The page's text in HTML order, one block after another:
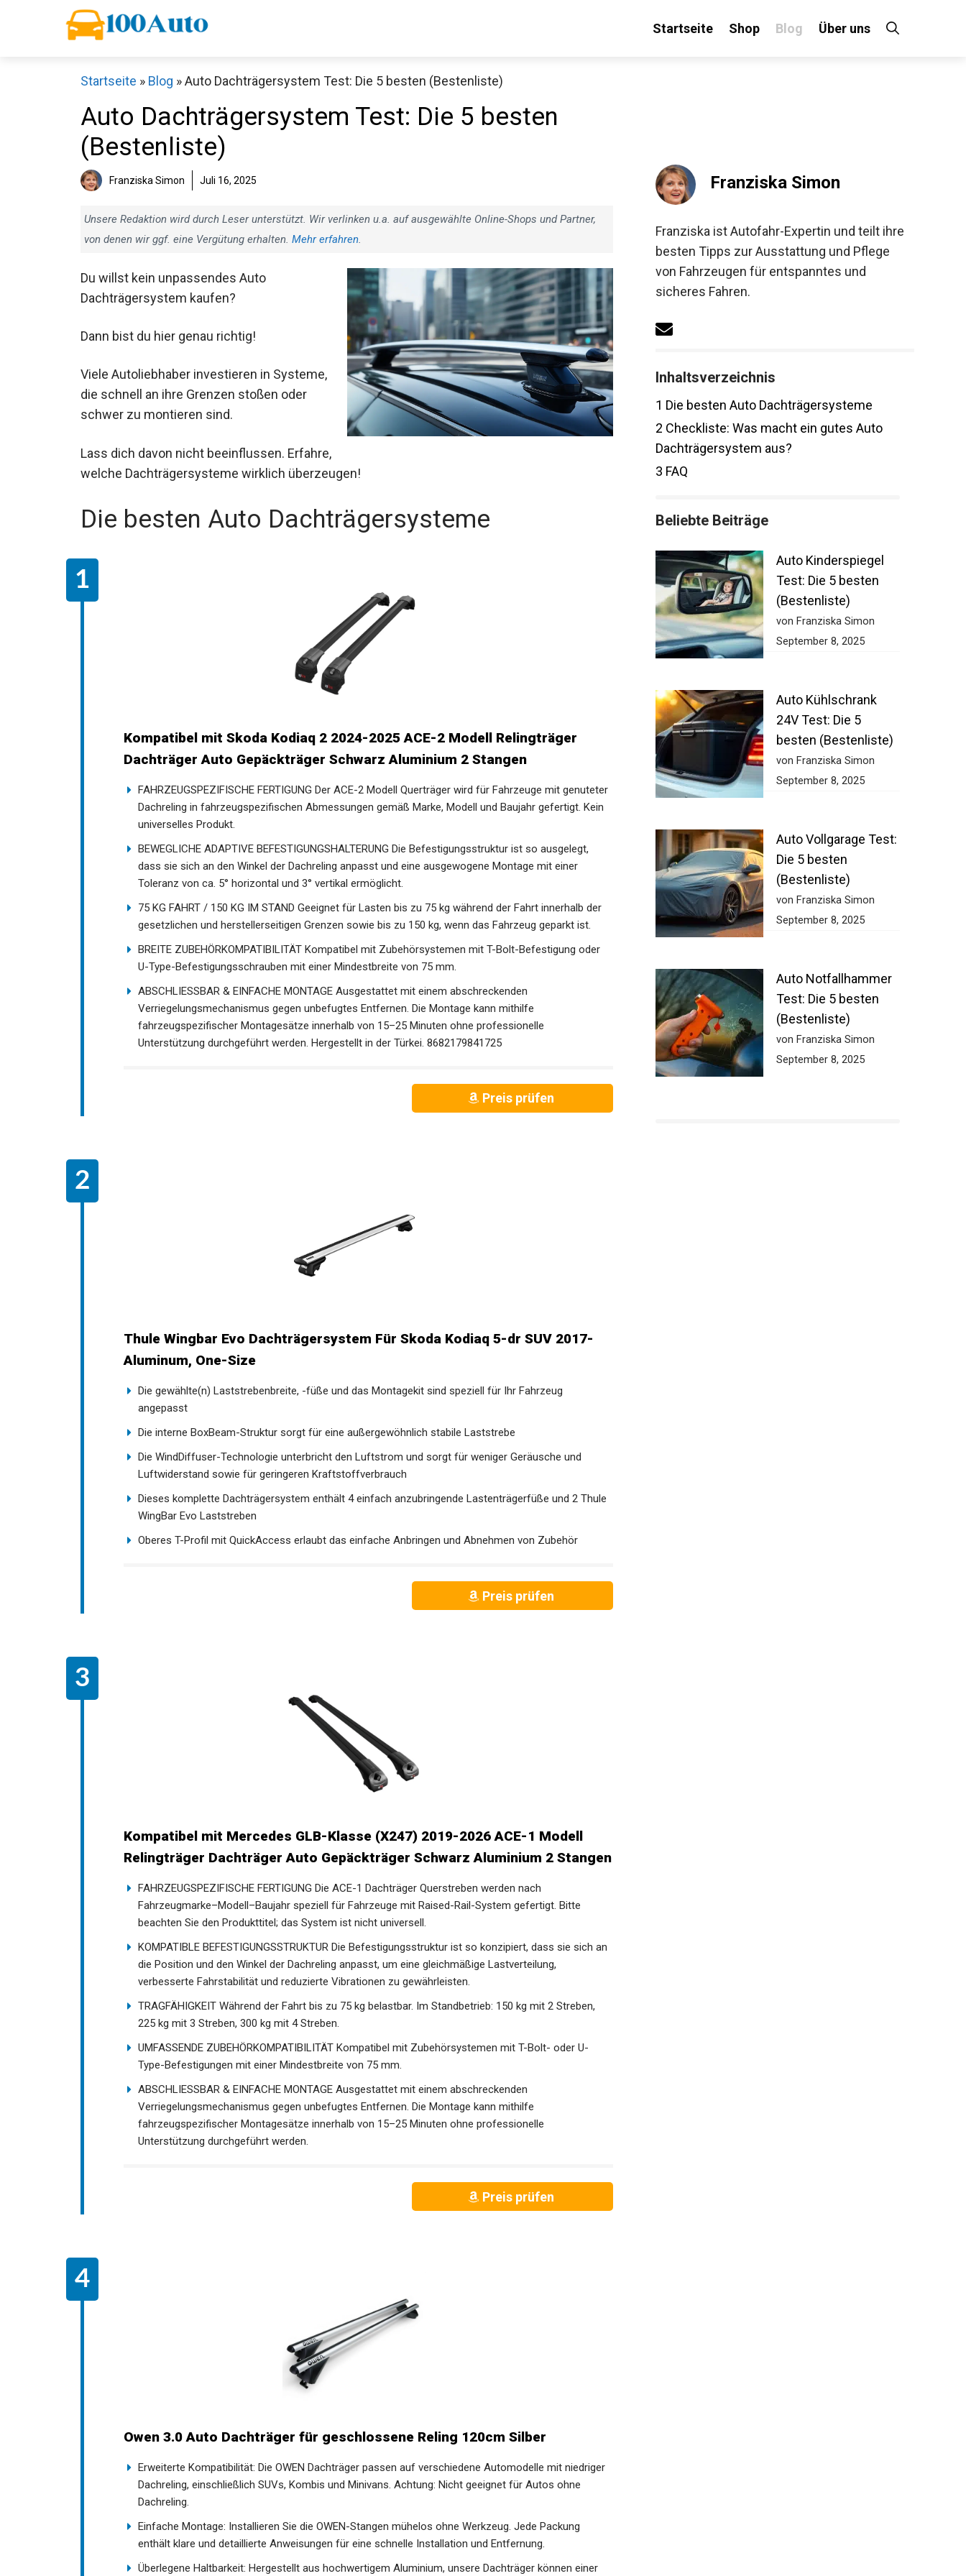
Startseite Shop Blog Über uns
Startseite » Blog »Auto Dachträgersystem Test: Die 5 besten (Bestenliste)
Auto Dachträgersystem Test: Die 5 besten
(Bestenliste)
Franziska Simon Juli 16, 2025
Unsere Redaktion wird durch Leser unterstützt. Wir verlinken u.a. auf ausgewählte Online-Shops und Partner,
von denen wir ggf. eine Vergütung erhalten. Mehr erfahren.
Du willst kein unpassendes Auto
Dachträgersystem kaufen?
Dann bist du hier genau richtig!
Viele Autoliebhaber investieren in Systeme,
die schnell an ihre Grenzen stoßen oder
schwer zu montieren sind.
Lass dich davon nicht beeinflussen. Erfahre,
welche Dachträgersysteme wirklich überzeugen!
Die besten Auto Dachträgersysteme
Kompatibel mit Skoda Kodiaq 2 2024-2025 ACE-2 Modell Relingträger
Dachträger Auto Gepäckträger Schwarz Aluminium 2 Stangen
FAHRZEUGSPEZIFISCHE FERTIGUNG Der ACE-2 Modell Querträger wird für Fahrzeuge mit genuteter
Dachreling in fahrzeugspezifischen Abmessungen gemäß Marke, Modell und Baujahr gefertigt. Kein
universelles Produkt.
BEWEGLICHE ADAPTIVE BEFESTIGUNGSHALTERUNG Die Befestigungsstruktur ist so ausgelegt,
dass sie sich an den Winkel der Dachreling anpasst und eine ausgewogene Montage mit einer
Toleranz von ca. 5° horizontal und 3° vertikal ermöglicht.
75 KG FAHRT / 150 KG IM STAND Geeignet für Lasten bis zu 75 kg während der Fahrt innerhalb der
gesetzlichen und herstellerseitigen Grenzen sowie bis zu 150 kg, wenn das Fahrzeug geparkt ist.
BREITE ZUBEHÖRKOMPATIBILITÄT Kompatibel mit Zubehörsystemen mit T-Bolt-Befestigung oder
U-Type-Befestigungsschrauben mit einer Mindestbreite von 75 mm.
ABSCHLIESSBAR & EINFACHE MONTAGE Ausgestattet mit einem abschreckenden
Verriegelungsmechanismus gegen unbefugtes Entfernen. Die Montage kann mithilfe
fahrzeugspezifischer Montagesätze innerhalb von 15–25 Minuten ohne professionelle
Unterstützung durchgeführt werden. Hergestellt in der Türkei. 8682179841725
Preis prüfen
Thule Wingbar Evo Dachträgersystem Für Skoda Kodiaq 5-dr SUV 2017-
Aluminum, One-Size
Die gewählte(n) Laststrebenbreite, -füße und das Montagekit sind speziell für Ihr Fahrzeug
angepasst
Die interne BoxBeam-Struktur sorgt für eine außergewöhnlich stabile Laststrebe
Die WindDiffuser-Technologie unterbricht den Luftstrom und sorgt für weniger Geräusche und
Luftwiderstand sowie für geringeren Kraftstoffverbrauch
Dieses komplette Dachträgersystem enthält 4 einfach anzubringende Lastenträgerfüße und 2 Thule
WingBar Evo Laststreben
Oberes T-Profil mit QuickAccess erlaubt das einfache Anbringen und Abnehmen von Zubehör
Preis prüfen
Kompatibel mit Mercedes GLB-Klasse (X247) 2019-2026 ACE-1 Modell
Relingträger Dachträger Auto Gepäckträger Schwarz Aluminium 2 Stangen
FAHRZEUGSPEZIFISCHE FERTIGUNG Die ACE-1 Dachträger Querstreben werden nach
Fahrzeugmarke–Modell–Baujahr speziell für Fahrzeuge mit Raised-Rail-System gefertigt. Bitte
beachten Sie den Produkttitel; das System ist nicht universell.
KOMPATIBLE BEFESTIGUNGSSTRUKTUR Die Befestigungsstruktur ist so konzipiert, dass sie sich an
die Position und den Winkel der Dachreling anpasst, um eine gleichmäßige Lastverteilung,
verbesserte Fahrstabilität und reduzierte Vibrationen zu gewährleisten.
TRAGFÄHIGKEIT Während der Fahrt bis zu 75 kg belastbar. Im Standbetrieb: 150 kg mit 2 Streben,
225 kg mit 3 Streben, 300 kg mit 4 Streben.
UMFASSENDE ZUBEHÖRKOMPATIBILITÄT Kompatibel mit Zubehörsystemen mit T-Bolt- oder U-
Type-Befestigungen mit einer Mindestbreite von 75 mm.
ABSCHLIESSBAR & EINFACHE MONTAGE Ausgestattet mit einem abschreckenden
Verriegelungsmechanismus gegen unbefugtes Entfernen. Die Montage kann mithilfe
fahrzeugspezifischer Montagesätze innerhalb von 15–25 Minuten ohne professionelle
Unterstützung durchgeführt werden.
Preis prüfen
Owen 3.0 Auto Dachträger für geschlossene Reling 120cm Silber
Erweiterte Kompatibilität: Die OWEN Dachträger passen auf verschiedene Automodelle mit niedriger
Dachreling, einschließlich SUVs, Kombis und Minivans. Achtung: Nicht geeignet für Autos ohne
Dachreling.
Einfache Montage: Installieren Sie die OWEN-Stangen mühelos ohne Werkzeug. Jede Packung
enthält klare und detaillierte Anweisungen für eine schnelle Installation und Entfernung.
Überlegene Haltbarkeit: Hergestellt aus hochwertigem Aluminium, unsere Dachträger können einer
Franziska Simon
Franziska ist Autofahr-Expertin und teilt ihre
besten Tipps zur Ausstattung und Pflege
von Fahrzeugen für entspanntes und
sicheres Fahren.
Inhaltsverzeichnis
1 Die besten Auto Dachträgersysteme
2 Checkliste: Was macht ein gutes Auto
Dachträgersystem aus?
3 FAQ
Beliebte Beiträge
Auto Kinderspiegel
Test: Die 5 besten
(Bestenliste)
von Franziska Simon
September 8, 2025
Auto Kühlschrank
24V Test: Die 5
besten (Bestenliste)
von Franziska Simon
September 8, 2025
Auto Vollgarage Test:
Die 5 besten
(Bestenliste)
von Franziska Simon
September 8, 2025
Auto Notfallhammer
Test: Die 5 besten
(Bestenliste)
von Franziska Simon
September 8, 2025